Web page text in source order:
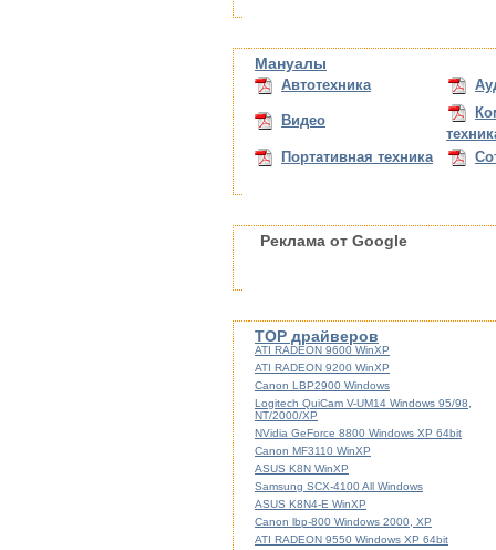
Мануалы
Автотехника
Видео
Портативная техника
Реклама от Google
TOP драйверов
ATI RADEON 9600 WinXP
ATI RADEON 9200 WinXP
Canon LBP2900 Windows
Logitech QuiCam V-UM14 Windows 95/98,
NT/2000/XP
NVidia GeForce 8800 Windows XP 64bit
Canon MF3110 WinXP
ASUS K8N WinXP
Samsung SCX-4100 All Windows
ASUS K8N4-E WinXP
Canon lbp-800 Windows 2000, XP
ATI RADEON 9550 Windows XP 64bit